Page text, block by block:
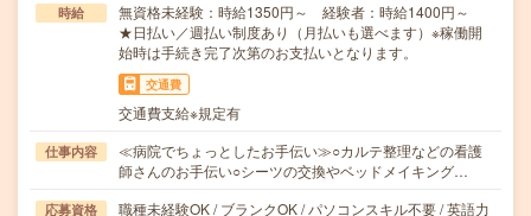
時給
無資格未経験：時給1350円～ 経験者：時給1400円～
★日払い／週払い制度あり（月払いも選べます）※稼働開
始時は手続き完了次第のお支払いとなります。
交通費
交通費支給※規定有
仕事内容
≪病院でちょっとしたお手伝い≫○カルテ整理などの看護
師さんのお手伝い○シーツの交換やベッドメイキング…
応募資格
職種未経験OK / ブランクOK / パソコンスキル不要 / 英語力